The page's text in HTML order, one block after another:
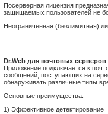
Посерверная лицензия
защищаемых пользователей не
Неограниченная (безлимитная)
Dr.Web для почтовых серверов
Приложение подключается к
сообщений, поступающих на
обнаруживать различные типы
Основные преимущества:
1) Эффективное детектирование